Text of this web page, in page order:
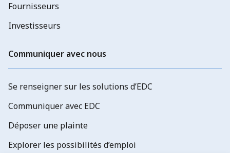
Fournisseurs
Investisseurs
Communiquer avec nous
Se renseigner sur les solutions d’EDC
Communiquer avec EDC
Déposer une plainte
Explorer les possibilités d’emploi